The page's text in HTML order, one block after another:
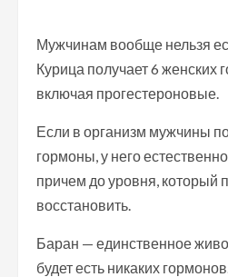
Мужчинам вообще нельзя
Курица получает 6 женских
включая прогестероновые.
Если в организм мужчины
гормоны, у него
причем до уровня, который
восстановить.
Баран — единственное
будет есть никаких гормонов.